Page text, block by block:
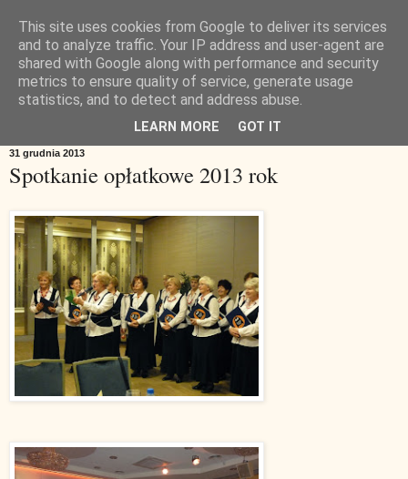
31 grudnia 2013
Spotkanie opłatkowe 2013 rok
This site uses cookies from Google to deliver its services
and to analyze traffic. Your IP address and user-agent are
shared with Google along with performance and security
metrics to ensure quality of service, generate usage
statistics, and to detect and address abuse.
LEARN MORE GOT IT